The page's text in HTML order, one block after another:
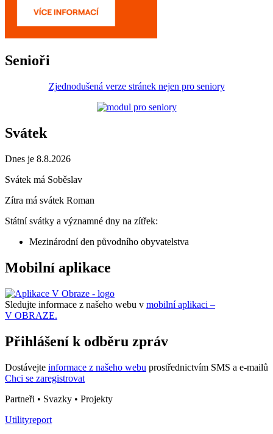
Senioři
Zjednodušená verze stránek nejen pro seniory
Svátek
Dnes je 8.8.2026
Svátek má Soběslav
Zítra má svátek Roman
Státní svátky a významné dny na zítřek:
Mezinárodní den původního obyvatelstva
Mobilní aplikace
Sledujte informace z našeho webu v mobilní aplikaci –
V OBRAZE.
Přihlášení k odběru zpráv
Dostávejte informace z našeho webu prostřednictvím SMS a e-mailů
Chci se zaregistrovat
Partneři • Svazky • Projekty
Utilityreport